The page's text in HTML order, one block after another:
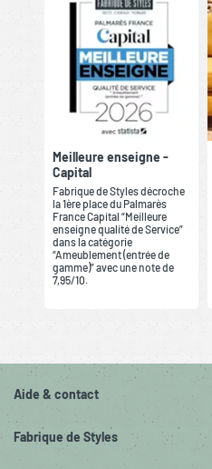
Meilleure enseigne -
Capital
Fabrique de Styles décroche
la 1ère place du Palmarès
France Capital “Meilleure
enseigne qualité de Service”
dans la catégorie
“Ameublement (entrée de
gamme)” avec une note de
7,95/10.
Aide & contact
Fabrique de Styles